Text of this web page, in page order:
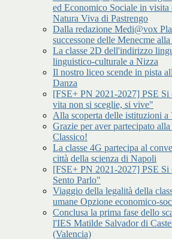
ed Economico Sociale in visita
Natura Viva di Pastrengo
Dalla redazione Medi@vox
successone delle Menecme
La classe 2D dell'indirizzo
linguistico-culturale a Nizza
Il nostro liceo scende in pista
Danza
[FSE+ PN 2021-2027] PSE
vita non si sceglie, si vive"
Alla scoperta delle istituzioni a
Grazie per aver partecipato
Classico!
La classe 4G partecipa al
città della scienza di Napoli
[FSE+ PN 2021-2027] PSE
Sento Parlo"
Viaggio della legalità della
umane Opzione economico-
Conclusa la prima fase dello
l'IES Matilde Salvador di
(Valencia)